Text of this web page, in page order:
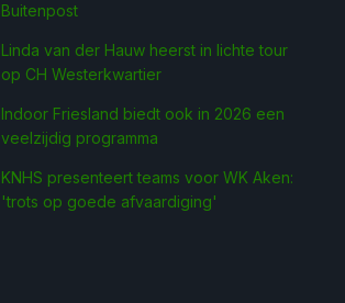
Buitenpost
Linda van der Hauw heerst in lichte tour
op CH Westerkwartier
Indoor Friesland biedt ook in 2026 een
veelzijdig programma
KNHS presenteert teams voor WK Aken:
'trots op goede afvaardiging'